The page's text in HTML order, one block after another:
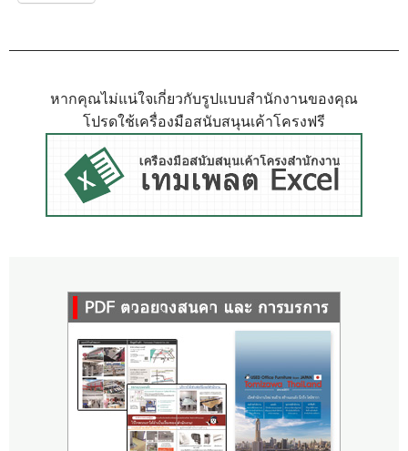
หากคุณไม่แน่ใจเกี่ยวกับรูปแบบสำนักงานของคุณ
โปรดใช้เครื่องมือสนับสนุนเค้าโครงฟรี